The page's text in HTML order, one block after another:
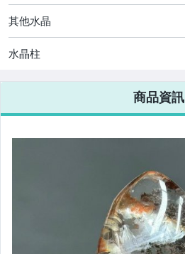
其他水晶
水晶柱
商品資訊